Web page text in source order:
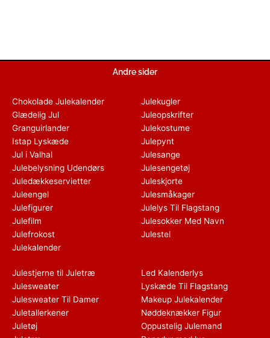
Andre sider
Chokolade Julekalender
Glædelig Jul
Granguirlander
Istap Lyskæde
Jul i Valhal
Julebelysning Udendørs
Juledækkeservietter
Juleengel
Julefigurer
Julefilm
Julefrokost
Julekalender
Julekugler
Juleopskrifter
Julekostume
Julepynt
Julesange
Julesengetøj
Juleskjorte
Julesmåkager
Julelys Til Flagstang
Julesokker Med Navn
Julestel
Julestjerne til Juletræ
Julesweater
Julesweater Til Damer
Juletallerkener
Juletøj
Led Kalenderlys
Lyskæde Til Flagstang
Makeup Julekalender
Nøddeknækker Figur
Oppustelig Julemand